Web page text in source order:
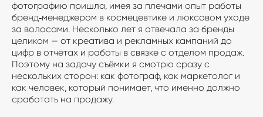
фотографию пришла, имея за плечами опыт работы
бренд‑менеджером в космецевтике и люксовом уходе
за волосами. Несколько лет я отвечала за бренды
целиком — от креатива и рекламных кампаний до
цифр в отчётах и работы в связке с отделом продаж.
Поэтому на задачу съёмки я смотрю сразу с
нескольких сторон: как фотограф, как маркетолог и
как человек, который понимает, что именно должно
сработать на продажу.